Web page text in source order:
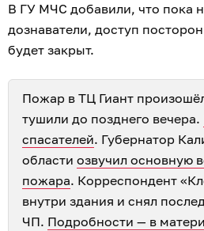
В ГУ МЧС добавили, что пока
дознаватели, доступ
будет закрыт.
Пожар в ТЦ Гиант
тушили до позднего вечера.
спасателей. Губернатор
области озвучил основную
пожара. Корреспондент
внутри здания и снял
ЧП. Подробности — в